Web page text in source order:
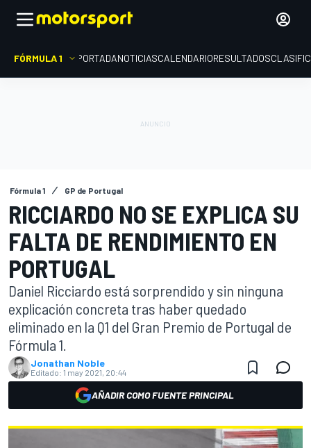
FÓRMULA 1 PORTADANOTICIASCALENDARIORESULTADOS
Fórmula 1 GP de Portugal
RICCIARDO NO SE EXPLICA SU
FALTA DE RENDIMIENTO EN
PORTUGAL
Daniel Ricciardo está sorprendido y sin ninguna
explicación concreta tras haber quedado
eliminado en la Q1 del Gran Premio de Portugal de
Fórmula 1.
Jonathan Noble
Editado: 1 may 2021, 20:44
AÑADIR COMO FUENTE PRINCIPAL